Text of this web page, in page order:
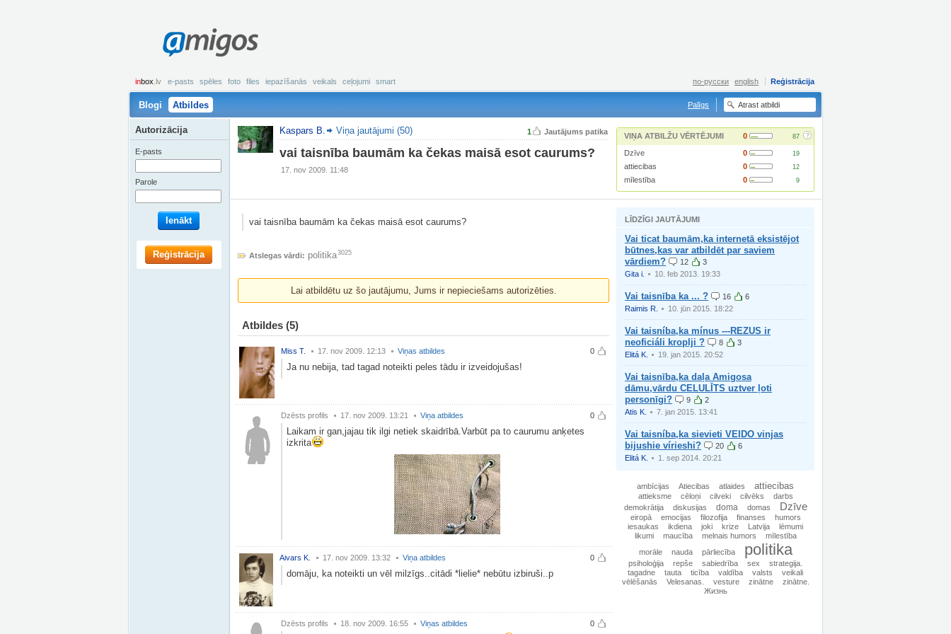
amigos
inbox .lv e-pasts spēles foto files iepazīšanās veikals ceļojumi smart Reģistrācija
по-русски english
Blogi Atbildes Palīgs
1 Jautājums patika
Kaspars B. Viņa jautājumi (50)
vai taisnība baumām ka čekas maisā esot caurums?
17. nov 2009. 11:48
VIŅA ATBILŽU VĒRTĒJUMI 0 87 ?
Dzīve 0 19
attiecibas 0 12
mīlestība 0 9
vai taisnība baumām ka čekas maisā esot caurums?
Atslegas vārdi: politika3025
Lai atbildētu uz šo jautājumu, Jums ir nepieciešams autorizēties.
Atbildes (5)
0
Miss T. 17. nov 2009. 12:13 Viņas atbildes
Ja nu nebija, tad tagad noteikti peles tādu ir izveidojušas!
0
Dzēsts profils 17. nov 2009. 13:21 Viņa atbildes
Laikam ir gan,jajau tik ilgi netiek skaidrībā.Varbūt pa to caurumu anķetes
izkrita
0
Aivars K. 17. nov 2009. 13:32 Viņa atbildes
domāju, ka noteikti un vēl milzīgs..citādi *lielie* nebūtu izbiruši..p
0
Dzēsts profils 18. nov 2009. 16:55 Viņas atbildes
LĪDZĪGI JAUTĀJUMI
Vai ticat baumām,ka internetā eksistējot
būtnes,kas var atbildēt par saviem
vārdiem?
12
3
Gita i.
10. feb 2013. 19:33
Vai taisnība ka ... ? 16
6
Raimis R.
10. jūn 2015. 18:22
Vai taisníba,ka mínus ---REZUS ir
neoficiáli kroplji ?
8
3
Elitá K.
19. jan 2015. 20:52
Vai taisnība,ka daļa Amigosa
dāmu,vārdu CELULĪTS uztver ļoti
personīgi?
9
2
Atis K.
7. jan 2015. 13:41
Vai taisníba,ka sievieti VEIDO vinjas
bijushie vírieshi?
20
6
Elitá K.
1. sep 2014. 20:21
ambīcijas Atiecibas atlaides attiecibas
attieksme cēloņi cilveki cilvēks
darbs
demokrātija
diskusijas doma domas Dzīve
eiropā emocijas filozofija finanses
humors
iesaukas
ikdiena joki krize Latvija
lēmumi
likumi
maucība melnais humors
mīlestība
morāle
nauda pārliecība politika
psiholoģija repše sabiedrība sex
strategija.
tagadne
tauta ticība valdība valsts
veikali
vēlēšanās
Velesanas. vesture zinātne
zinātne.
Жизнь
Autorizācija
E-pasts
Parole
Ienākt
Reģistrācija